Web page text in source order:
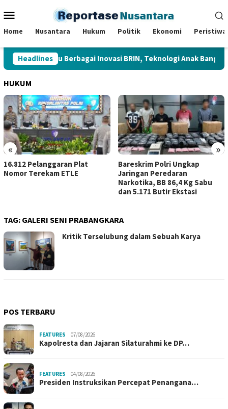
ke
Mobile
Home Nusantara Hukum Politik Ekonomi Peristiwa
Headlines
Tinjau Berbagai Inovasi BRIN, Teknologi Anak Bangsa
HUKUM
« »
Pelanggaran Plat
Terekam ETLE
Bareskrim Polri Ungkap
Jaringan Peredaran
Narkotika, BB 86,4 Kg Sabu
dan 5.171 Butir Ekstasi
TAG: GALERI SENI PRABANGKARA
Kritik Terselubung dalam Sebuah Karya
POS TERBARU
FEATURES 07/08/2026
Kapolresta dan Jajaran Silaturahmi ke DP…
FEATURES 04/08/2026
Presiden Instruksikan Percepat Penangana…